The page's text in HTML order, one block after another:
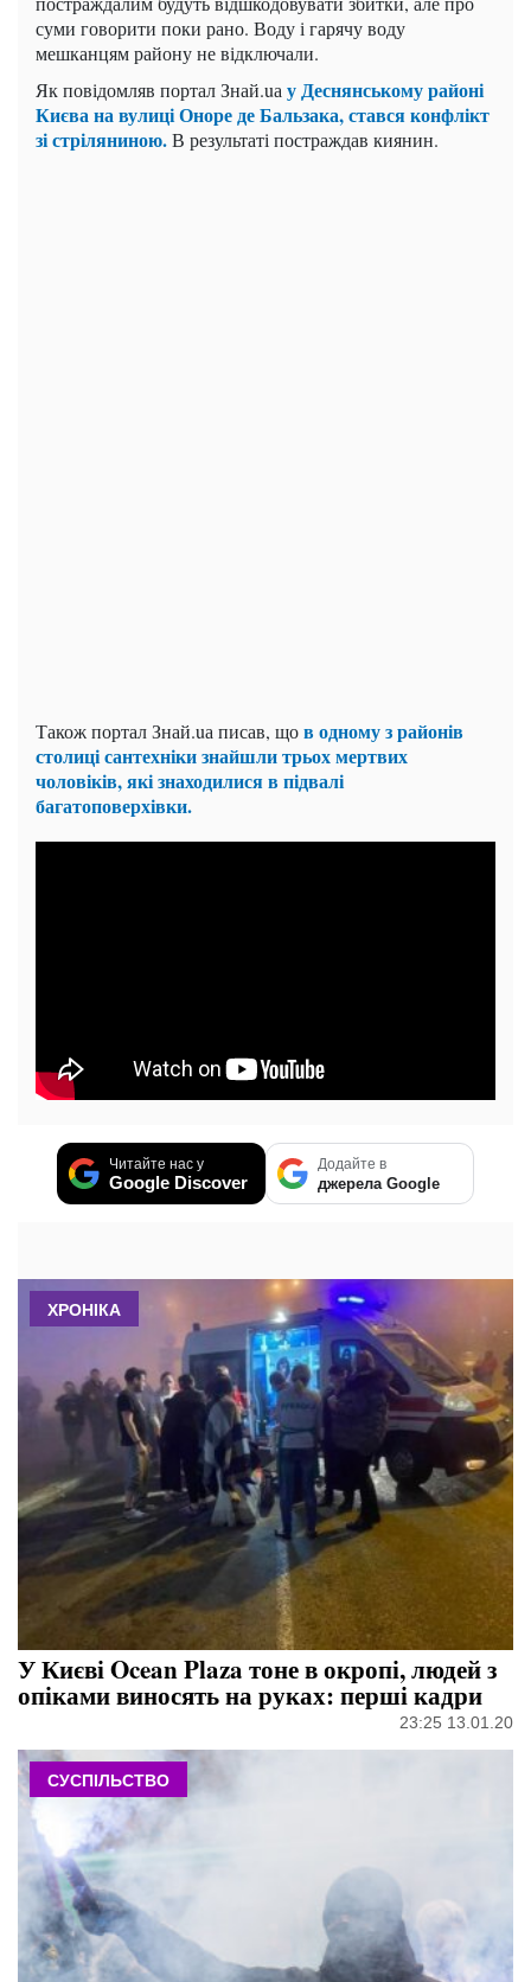
суми говорити поки рано. Воду і гарячу воду
мешканцям району не відключали.
Як повідомляв портал Знай.uау Деснянському районі
Києва на вулиці Оноре де Бальзака, стався конфлікт
зі стріляниною.В результаті постраждав киянин.
Також портал Знай.uа писав, щов одному з районів
столиці сантехніки знайшли трьох мертвих
чоловіків, які знаходилися в підвалі
багатоповерхівки.
Читайте нас у
Google Discover
Додайте в
джерела Google
ХРОНІКА
У Києві Ocean Plaza тоне в окропі, людей з
опіками виносять на руках: перші кадри
23:25 13.01.20
СУСПІЛЬСТВО